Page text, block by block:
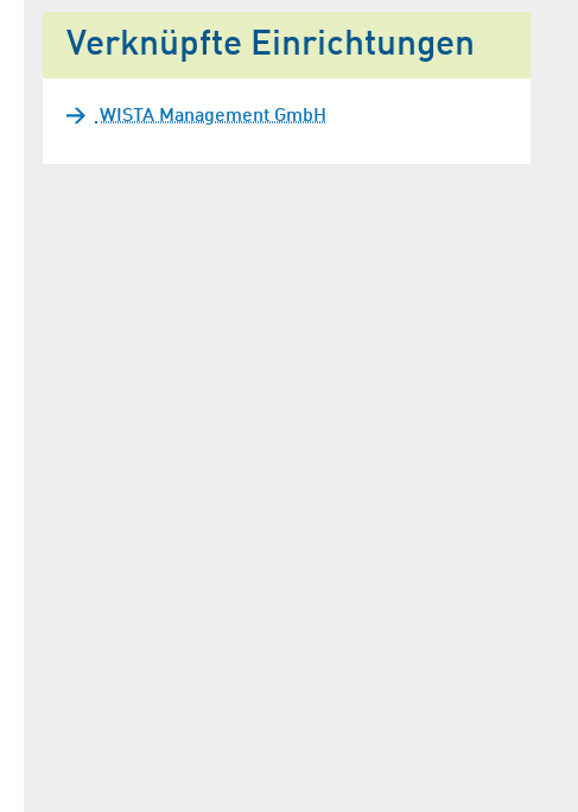
Verknüpfte Einrichtungen
WISTA Management GmbH